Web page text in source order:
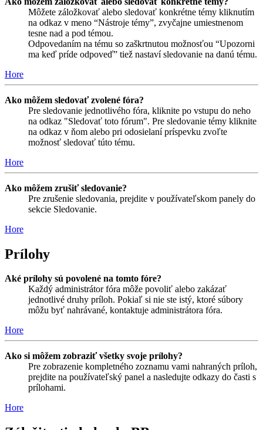
Môžete záložkovať alebo sledovať konkrétne témy kliknutím
na odkaz v meno “Nástroje témy”, zvyčajne umiestnenom
tesne nad a pod témou.
Odpovedaním na tému so zaškrtnutou možnosťou “Upozorni
ma keď príde odpoveď” tiež nastaví sledovanie na danú tému.
Hore
Ako môžem sledovať zvolené fóra?
Pre sledovanie jednotlivého fóra, kliknite po vstupu do neho
na odkaz "Sledovať toto fórum". Pre sledovanie témy kliknite
na odkaz v ňom alebo pri odosielaní príspevku zvoľte
možnosť sledovať túto tému.
Hore
Ako môžem zrušiť sledovanie?
Pre zrušenie sledovania, prejdite v používateľskom panely do
sekcie Sledovanie.
Hore
Prílohy
Aké prílohy sú povolené na tomto fóre?
Každý administrátor fóra môže povoliť alebo zakázať
jednotlivé druhy príloh. Pokiaľ si nie ste istý, ktoré súbory
môžu byť nahrávané, kontaktuje administrátora fóra.
Hore
Ako si môžem zobraziť všetky svoje prílohy?
Pre zobrazenie kompletného zoznamu vami nahraných príloh,
prejdite na používateľský panel a nasledujte odkazy do časti s
prílohami.
Hore